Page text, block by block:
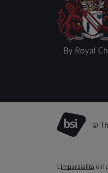
©
L’imparzialità è il